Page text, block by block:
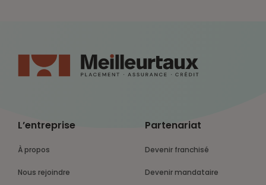
L’entreprise
À propos
Nous rejoindre
Partenariat
Devenir franchisé
Devenir mandataire